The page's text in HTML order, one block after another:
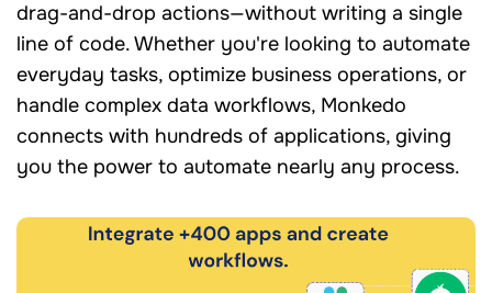
drag-and-drop actions—without writing a single
line of code. Whether you're looking to automate
everyday tasks, optimize business operations, or
handle complex data workflows, Monkedo
connects with hundreds of applications, giving
you the power to automate nearly any process.